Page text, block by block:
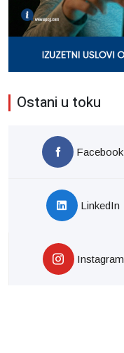
Ostani u toku
Facebook
LinkedIn
Instagram